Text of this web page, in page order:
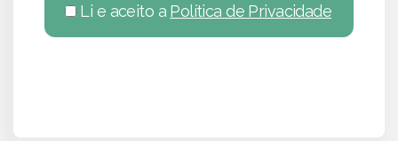
Li e aceito a Política de Privacidade